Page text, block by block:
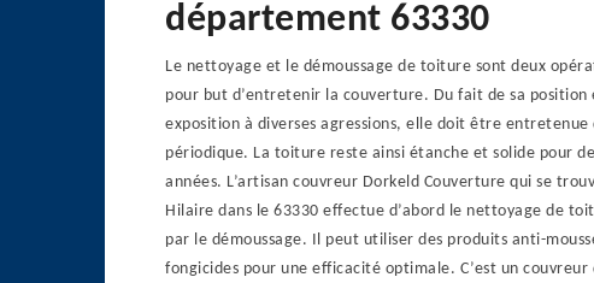
département 63330
Le nettoyage et le démoussage de toiture sont deux
pour but d’entretenir la couverture. Du fait de sa position
exposition à diverses agressions, elle doit être entretenue
périodique. La toiture reste ainsi étanche et solide pour
années. L’artisan couvreur Dorkeld Couverture qui se
Hilaire dans le 63330 effectue d’abord le nettoyage de
par le démoussage. Il peut utiliser des produits anti-
fongicides pour une efficacité optimale. C’est un